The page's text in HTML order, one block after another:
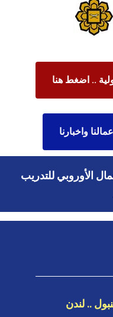
.. اضغط هنا
واخبارنا
الأوروبي للتدريب
.. لندن